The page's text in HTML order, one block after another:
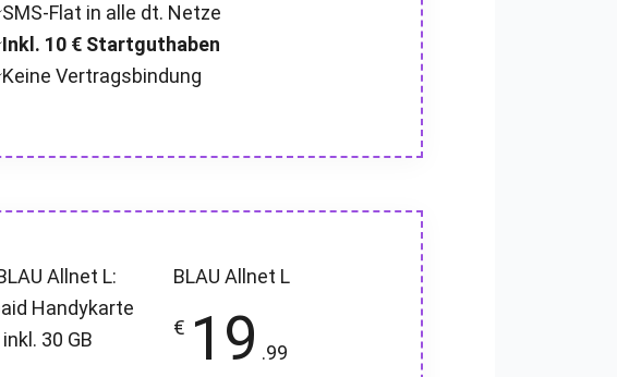
SMS-Flat in alle dt. Netze
Inkl. 10 € Startguthaben
Keine Vertragsbindung
BLAU Allnet L
€ 19 .99